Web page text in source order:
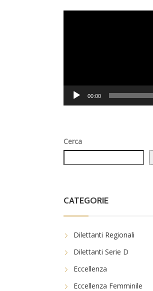
00:00
Cerca
CATEGORIE
Dilettanti Regionali
Dilettanti Serie D
Eccellenza
Eccellenza Femminile